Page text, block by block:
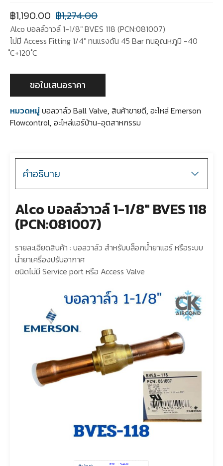
฿1,274.00
฿1,190.00
Alco บอลล์วาวล์ 1-1/8″ BVES 118 (PCN:081007)
ไม่มี Access Fitting 1/4″ ทนแรงดัน 45 Bar ทนอุณหภูมิ -40
ํC+120 ํC
ขอใบเสนอราคา
หมวดหมู่บอลวาล์ว Ball Valve, สินค้าขายดี, อะไหล่ Emerson
Flowcontrol, อะไหล่แอร์บ้าน-อุตสาหกรรม
คำอธิบาย
Alco บอลล์วาวล์ 1-1/8″ BVES 118
(PCN:081007)
รายละเอียดสินค้า : บอลวาล์ว สำหรับบล็อกน้ำยาแอร์ หรือระบบ
น้ำยาเครื่องปรับอากาศ
ชนิดไม่มี Service port หรือ Access Valve